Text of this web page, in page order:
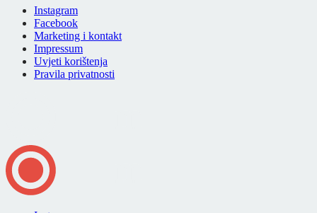
Instagram
Facebook
Marketing i kontakt
Impressum
Uvjeti korištenja
Pravila privatnosti